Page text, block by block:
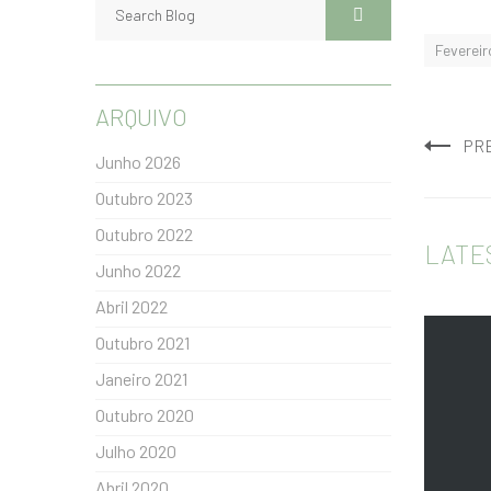
ARQUIVO
Junho 2026
Outubro 2023
Outubro 2022
Junho 2022
Abril 2022
Outubro 2021
Janeiro 2021
Outubro 2020
Julho 2020